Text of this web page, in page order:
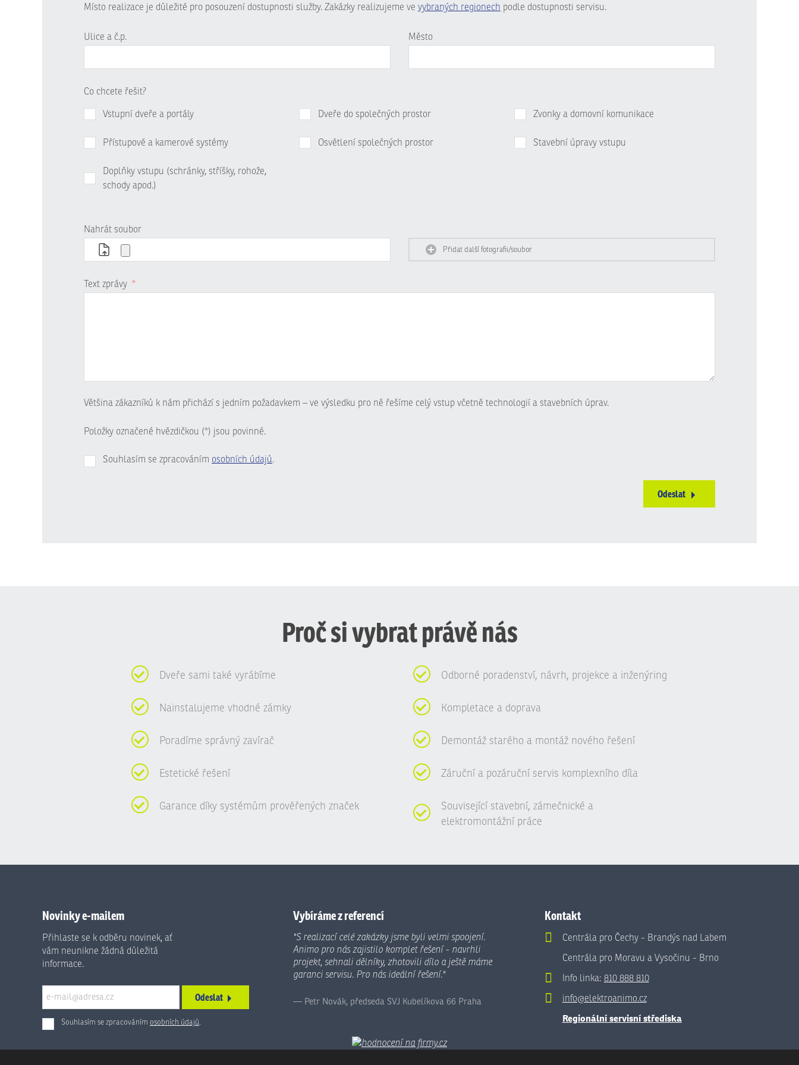
Místo realizace je důležité pro posouzení dostupnosti služby. Zakázky realizujeme ve vybraných regionech podle dostupnosti servisu.
Ulice a č.p. Město
Co chcete řešit?
Vstupní dveře a portály Dveře do společných prostor Zvonky a domovní komunikace
Přístupové a kamerové systémy Osvětlení společných prostor Stavební úpravy vstupu
Doplňky vstupu (schránky, stříšky, rohože,
schody apod.)
Nahrát soubor
Přidat další fotografii/soubor
Text zprávy *
Většina zákazníků k nám přichází s jedním požadavkem – ve výsledku pro ně řešíme celý vstup včetně technologií a stavebních úprav.
Položky označené hvězdičkou (*) jsou povinné.
Souhlasím se zpracováním osobních údajů.
Odeslat
Proč si vybrat právě nás
Dveře sami také vyrábíme
Nainstalujeme vhodné zámky
Poradíme správný zavírač
Estetické řešení
Garance díky systémům prověřených značek
Odborné poradenství, návrh, projekce a inženýring
Kompletace a doprava
Demontáž starého a montáž nového řešení
Záruční a pozáruční servis komplexního díla
Související stavební, zámečnické a
elektromontážní práce
Novinky e-mailem
Přihlaste se k odběru novinek, ať
vám neunikne žádná důležitá
informace.
Odeslat
Souhlasím se zpracováním osobních údajů.
Formulář
Vybíráme z referencí
"S realizací celé zakázky jsme byli velmi spoojení.
Animo pro nás zajistilo komplet řešení - navrhli
projekt, sehnali dělníky, zhotovili dílo a ještě máme
garanci servisu. Pro nás ideální řešení."
Petr Novák, předseda SVJ Kubelíkova 66 Praha
Kontakt
Centrála pro Čechy - Brandýs nad Labem
Centrála pro Moravu a Vysočinu - Brno
Info linka: 810 888 810
info@elektroanimo.cz
Regionální servisní střediska